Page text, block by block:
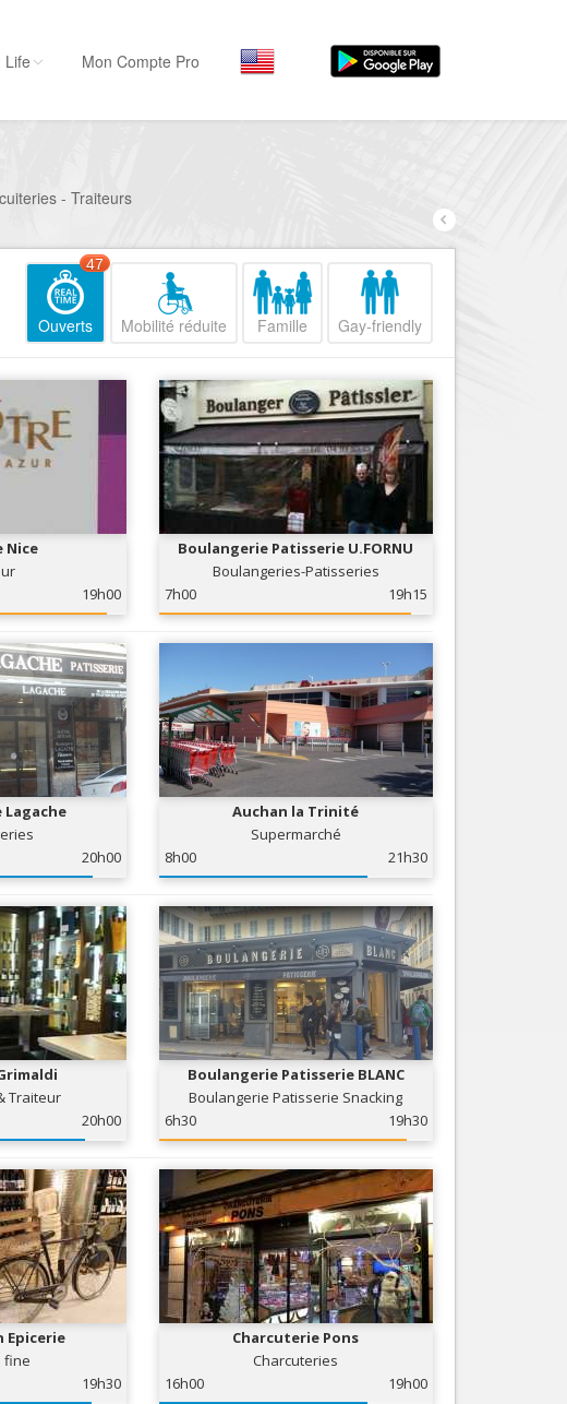
Musées, ...
Sortir
Commerces
Mode, ...
Loisirs
Plages, sports, ...
Services
Tourisme, ...
Nice Promenade du
Nice le Port
Nice le Vieux Nice
Nice les Collines Niçoises
Nice le petit Marais Niçois
Nice la plaine du Var
Nice le Carré d’Or
Nice Aéroport
Life Mon Compte Pro
- Traiteurs
Ouverts
47
Mobilité réduite Famille Gay-friendly
Nice
19h00
Boulangerie Patisserie U.FORNU
Boulangeries-Patisseries
7h00
19h15
20h00
Auchan la Trinité
Supermarché
8h00
21h30
Traiteur
20h00
Boulangerie Patisserie BLANC
Boulangerie Patisserie Snacking
6h30
19h30
Epicerie
fine
19h30
Charcuterie Pons
Charcuteries
16h00
19h00